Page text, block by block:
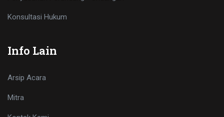
Konsultasi Hukum
Info Lain
Arsip Acara
Mitra